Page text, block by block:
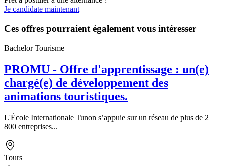
Je candidate maintenant
Ces offres pourraient également vous intéresser
Bachelor Tourisme
PROMU - Offre d'apprentissage : un(e)
chargé(e) de développement des
animations touristiques.
L'École Internationale Tunon s’appuie sur un réseau de plus de 2
800 entreprises...
Tours